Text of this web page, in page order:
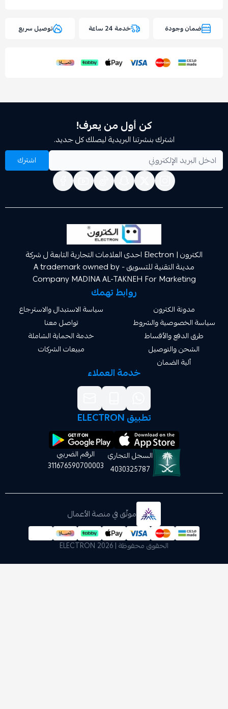
خدمة 24 ساعة توصيل سريع
كن أول من يعرف!
اشترك بنشرتنا البريدية ليصلك كل جديد.
الكترون | Electron احدى العلامات التجارية التابعة ل شركة
مدينة التقنية للتسويق A trademark owned by -
Company MADINA AL-TAKNEH For
روابط تهمك
والشروط
والأقساط
والتوصيل
سياسة الاستبدال والاسترجاع
خدمة الحماية الشاملة
مبيعات الشركات
خدمة العملاء
السجل التجاري
4030325787
الرقم الضريبي
311676590700003
موثّق في منصة الأعمال
الحقوق محفوظة | 2026 ELECTRON